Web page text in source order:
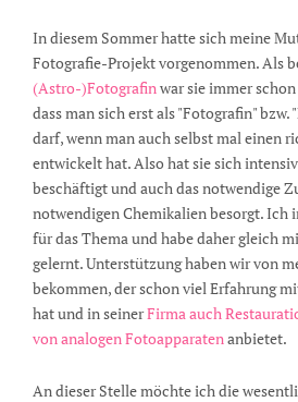
In diesem Sommer hatte sich meine
Fotografie-Projekt vorgenommen. Als
(Astro-)Fotografinwar sie immer
dass man sich erst als "Fotografin"
darf, wenn man auch selbst mal einen
entwickelt hat. Also hat sie sich
beschäftigt und auch das notwendige
notwendigen Chemikalien besorgt. Ich
für das Thema und habe daher gleich
gelernt. Unterstützung haben wir von
bekommen, der schon viel Erfahrung
hat und in seinerFirma auch
von analogen Fotoapparatenanbietet.
An dieser Stelle möchte ich die